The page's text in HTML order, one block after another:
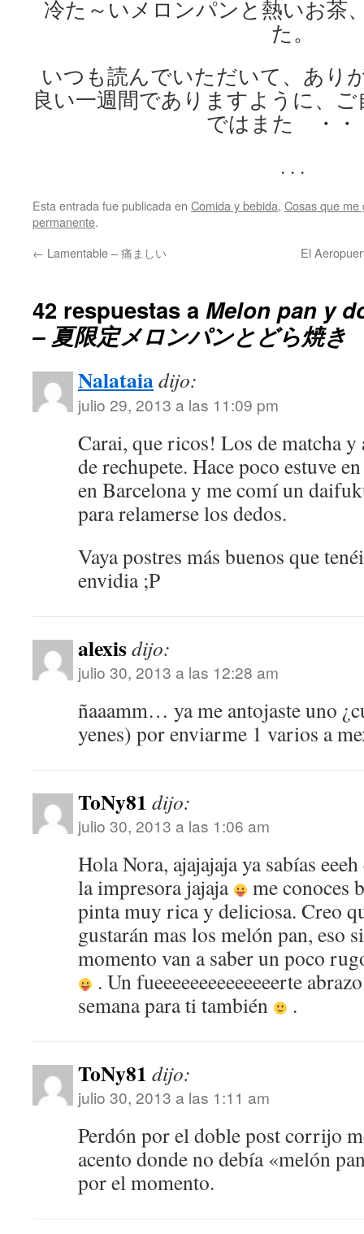
冷た～いメロンパンと熱いお茶
た。
いつも読んでいただいて、あり
良い一週間でありますように、
ではまた ・・
. . .
Esta entrada fue publicada en Comida y bebida, Cosas que me
permanente.
← Lamentable – 痛ましい El
42 respuestas a Melon pan y
– 夏限定メロンパンとどら焼き
Nalataiadijo:
julio 29, 2013 a las 11:09 pm
Carai, que ricos! Los de matcha y
de rechupete. Hace poco estuve
en Barcelona y me comí un
para relamerse los dedos.
Vaya postres más buenos que
envidia ;P
alexisdijo:
julio 30, 2013 a las 12:28 am
ñaaamm… ya me antojaste uno
yenes) por enviarme 1 varios a
ToNy81 dijo:
julio 30, 2013 a las 1:06 am
Hola Nora, ajajajaja ya sabías
la impresora jajaja
me conoces
pinta muy rica y deliciosa. Creo
gustarán mas los melón pan, eso
momento van a saber un poco
. Un fueeeeeeeeeeeeeerte
semana para ti también
.
ToNy81 dijo:
julio 30, 2013 a las 1:11 am
Perdón por el doble post corrijo
acento donde no debía «melón
por el momento.